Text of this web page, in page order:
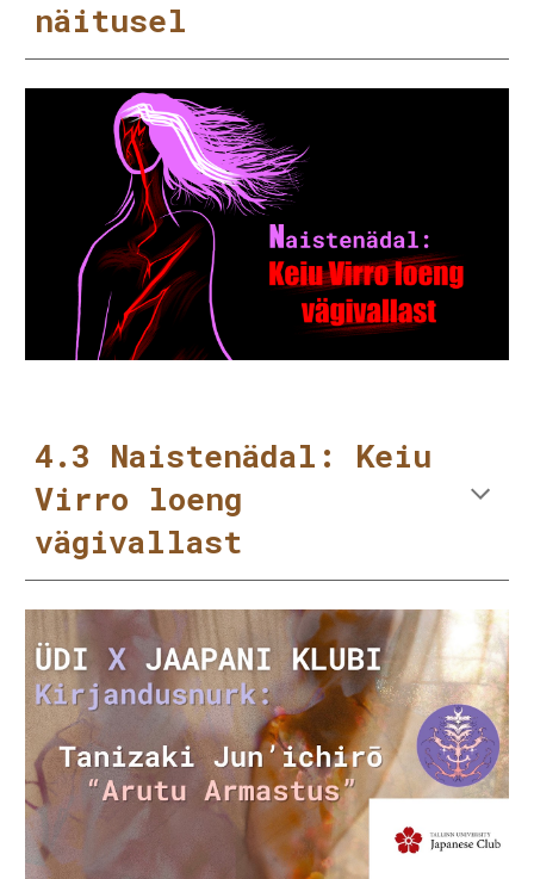
näitusel
4.3 Naistenädal: Keiu
Virro loeng
vägivallast